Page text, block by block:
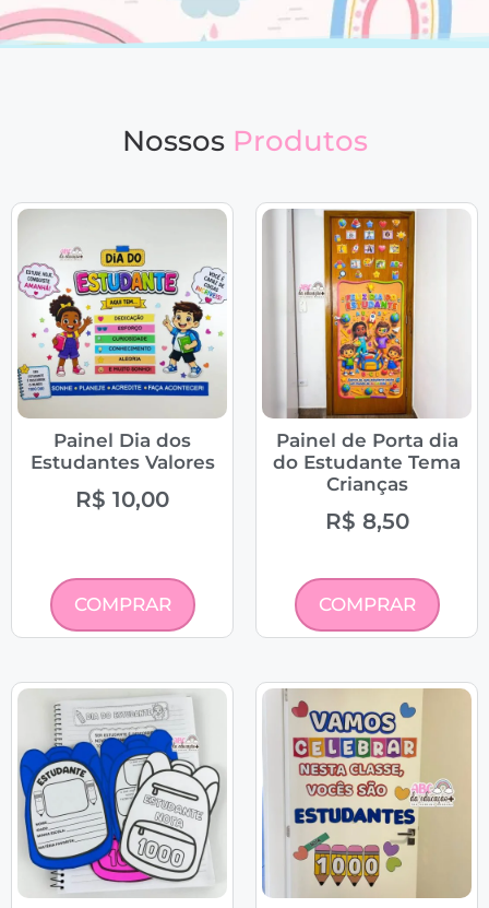
Nossos Produtos
Painel Dia dos
Estudantes Valores
R$ 10,00
COMPRAR
Painel de Porta dia
do Estudante Tema
Crianças
R$ 8,50
COMPRAR